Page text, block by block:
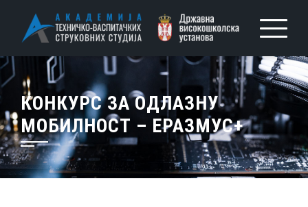
КОНКУРС ЗА ОДЛАЗНУ
МОБИЛНОСТ – ЕРАЗМУС+